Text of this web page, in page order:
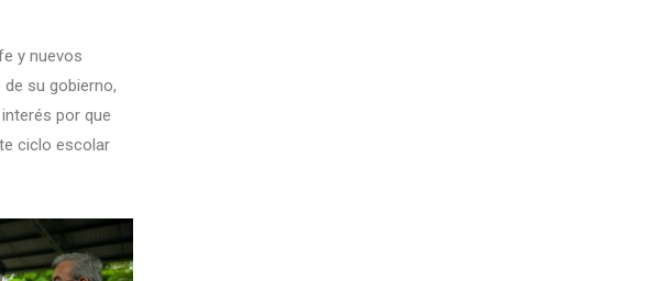
y nuevos
su gobierno,
por que
ciclo escolar